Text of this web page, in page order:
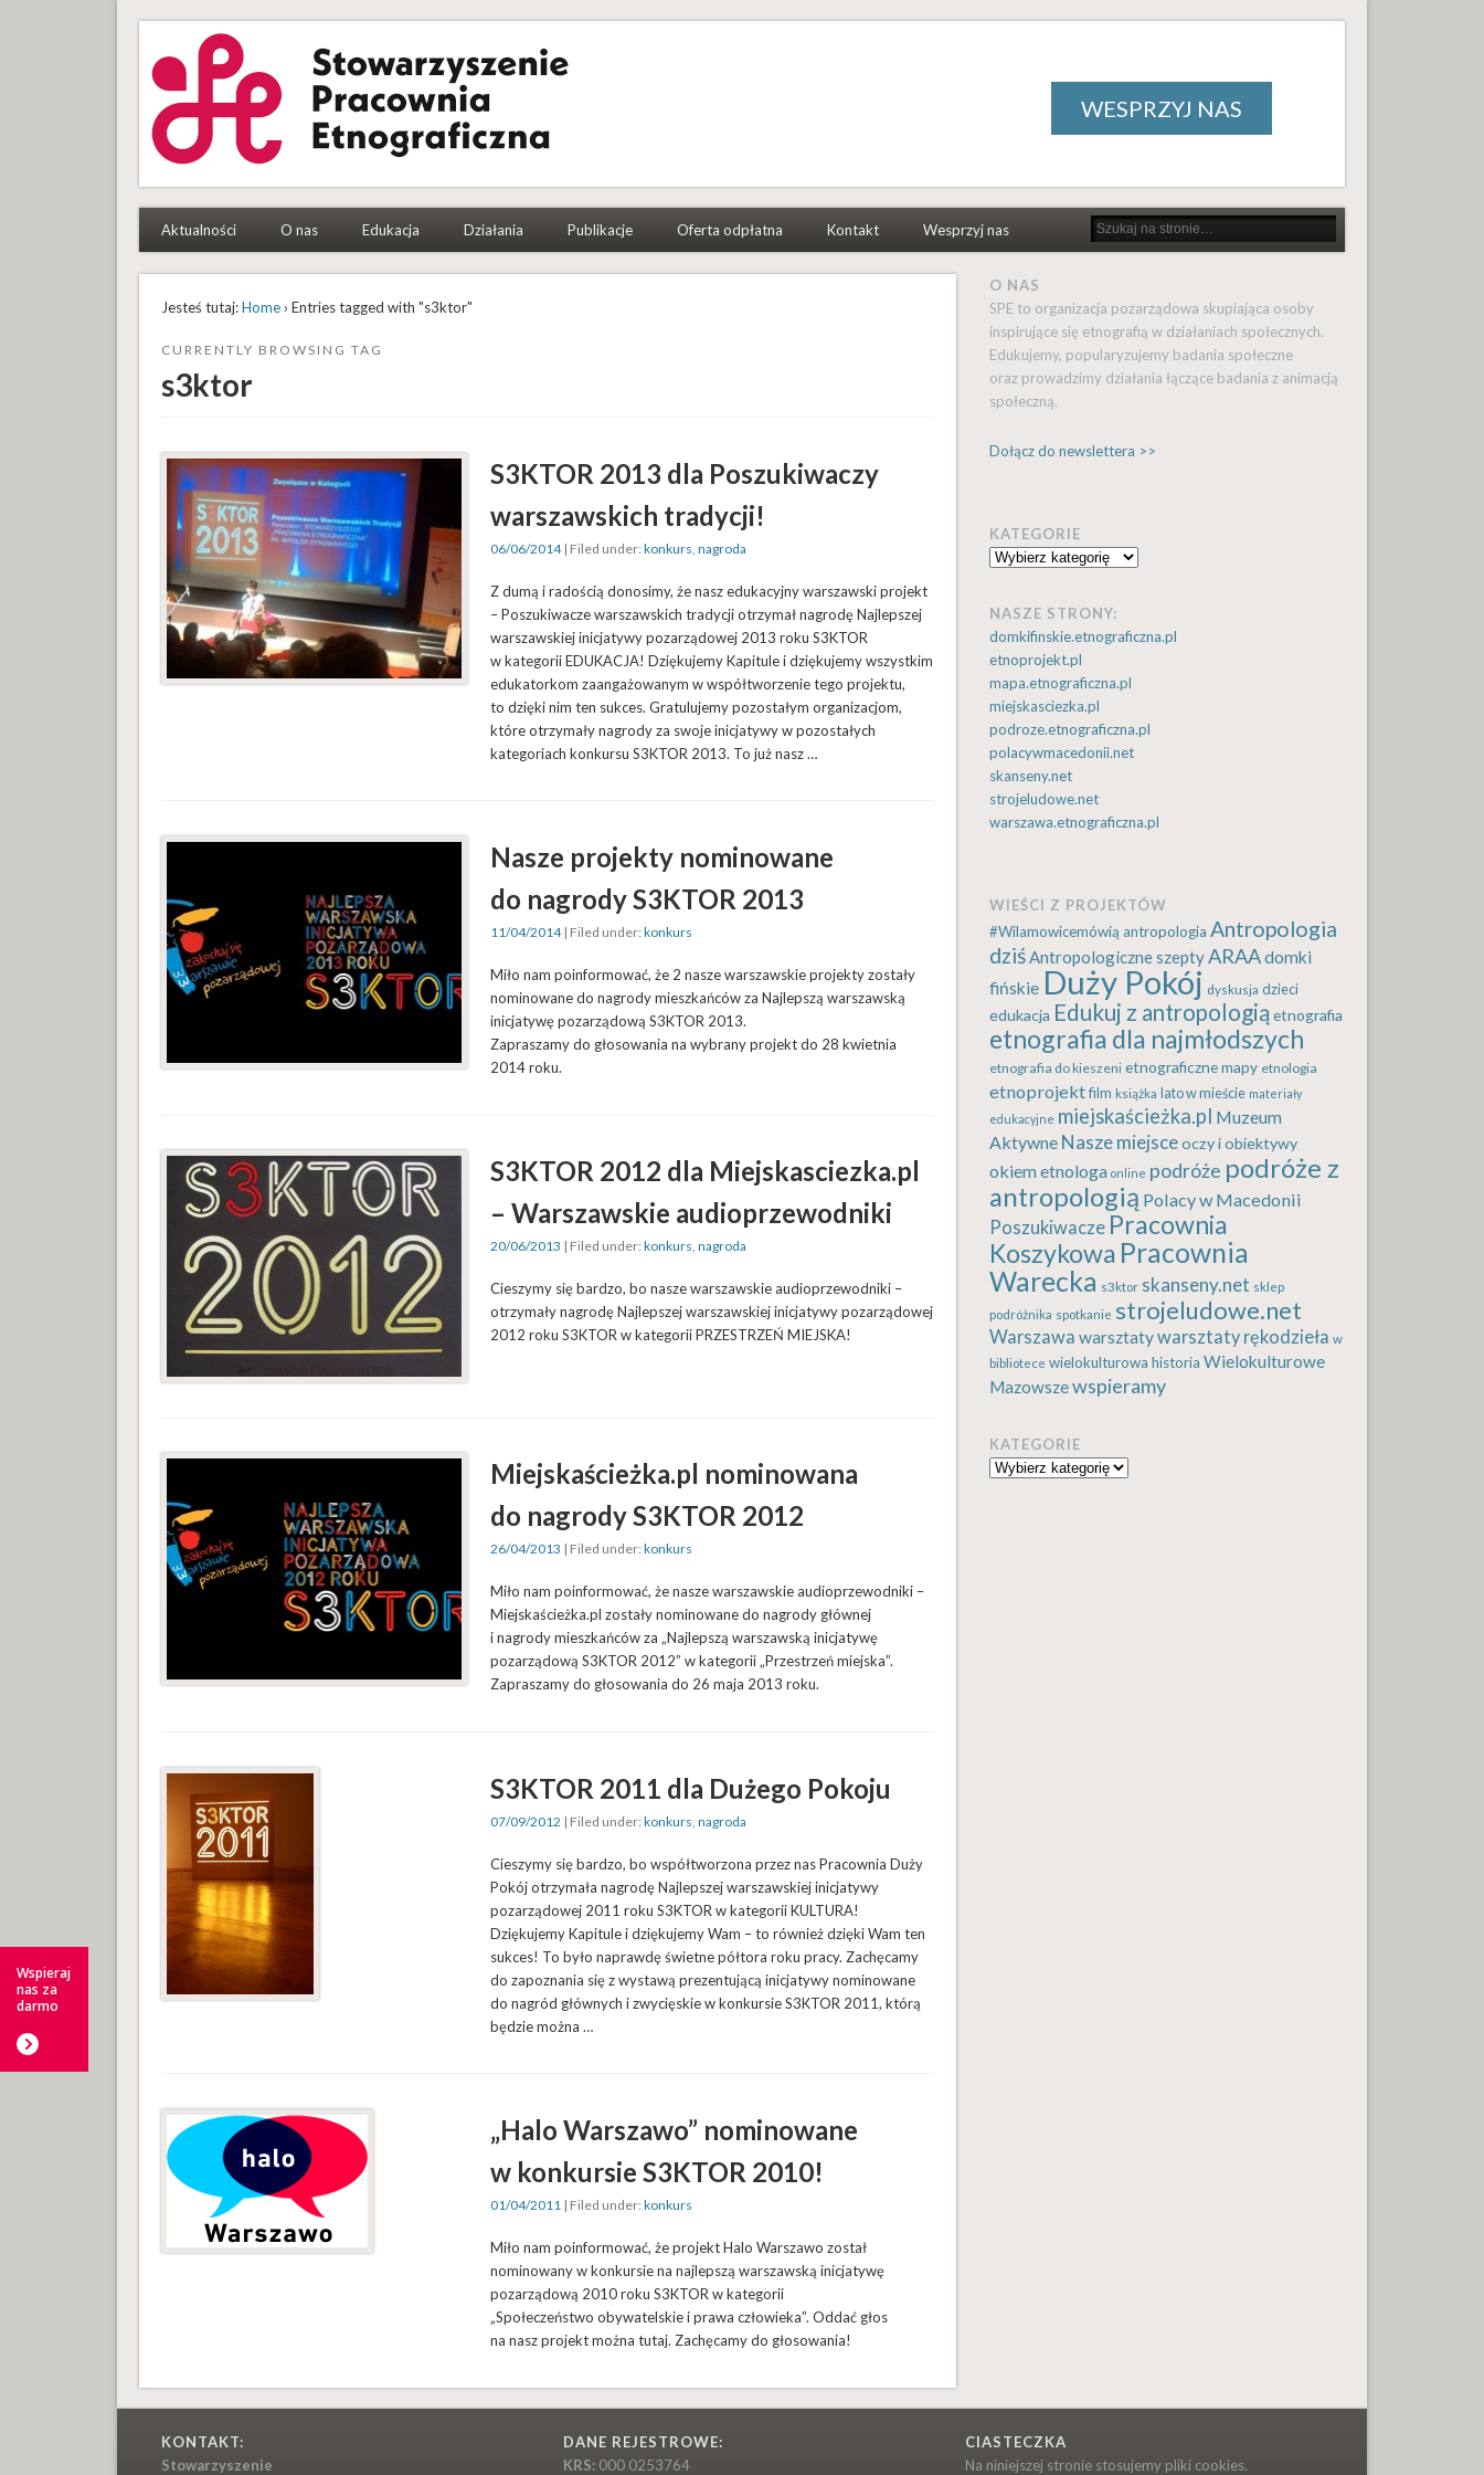
Stowarzyszenie Pracownia Etnograficzna
To etnografki i etnografowie, którym się chce
WESPRZYJ NAS
Aktualności O nas Edukacja Działania Publikacje Oferta odpłatna Kontakt Wesprzyj nas
Jesteś tutaj:Home› Entries tagged with "s3ktor"
CURRENTLY BROWSING TAG
s3ktor
S3KTOR 2013 dla Poszukiwaczy
warszawskich tradycji!
06/06/2014| Filed under: konkurs nagroda
Z dumą i radością donosimy, że nasz edukacyjny warszawski projekt
– Poszukiwacze warszawskich tradycji otrzymał nagrodę Najlepszej
warszawskiej inicjatywy pozarządowej 2013 roku S3KTOR
w kategorii EDUKACJA! Dziękujemy Kapitule i dziękujemy wszystkim
edukatorkom zaangażowanym w współtworzenie tego projektu,
to dzięki nim ten sukces. Gratulujemy pozostałym organizacjom,
które otrzymały nagrody za swoje inicjatywy w pozostałych
kategoriach konkursu S3KTOR 2013. To już nasz …
Nasze projekty nominowane
do nagrody S3KTOR 2013
11/04/2014| Filed under: konkurs
Miło nam poinformować, że 2 nasze warszawskie projekty zostały
nominowane do nagrody mieszkańców za Najlepszą warszawską
inicjatywę pozarządową S3KTOR 2013.
Zapraszamy do głosowania na wybrany projekt do 28 kwietnia
2014 roku.
S3KTOR 2012 dla Miejskasciezka.pl
– Warszawskie audioprzewodniki
20/06/2013 | Filed under: konkurs, nagroda
Cieszymy się bardzo, bo nasze warszawskie audioprzewodniki –
otrzymały nagrodę Najlepszej warszawskiej inicjatywy pozarządowej
2012 roku S3KTOR w kategorii PRZESTRZEŃ MIEJSKA!
Miejskaścieżka.pl nominowana
do nagrody S3KTOR 2012
26/04/2013 | Filed under: konkurs
Miło nam poinformować, że nasze warszawskie audioprzewodniki –
Miejskaścieżka.pl zostały nominowane do nagrody głównej
i nagrody mieszkańców za „Najlepszą warszawską inicjatywę
pozarządową S3KTOR 2012” w kategorii „Przestrzeń miejska”.
Zapraszamy do głosowania do 26 maja 2013 roku.
S3KTOR 2011 dla Dużego Pokoju
07/09/2012 | Filed under: konkurs nagroda
Cieszymy się bardzo, bo współtworzona przez nas Pracownia Duży
Pokój otrzymała nagrodę Najlepszej warszawskiej inicjatywy
pozarządowej 2011 roku S3KTOR w kategorii KULTURA!
Dziękujemy Kapitule i dziękujemy Wam – to również dzięki Wam ten
sukces! To było naprawdę świetne półtora roku pracy. Zachęcamy
do zapoznania się z wystawą prezentującą inicjatywy nominowane
do nagród głównych i zwycięskie w konkursie S3KTOR 2011, którą
będzie można …
„Halo Warszawo” nominowane
w konkursie S3KTOR 2010!
01/04/2011 | Filed under: konkurs
Miło nam poinformować, że projekt Halo Warszawo został
nominowany w konkursie na najlepszą warszawską inicjatywę
pozarządową 2010 roku S3KTOR w kategorii
„Społeczeństwo obywatelskie i prawa człowieka”. Oddać głos
na nasz projekt można tutaj. Zachęcamy do głosowania!
O NAS
SPE to organizacja pozarządowa skupiająca osoby
inspirujące się etnografią w działaniach społecznych.
Edukujemy, popularyzujemy badania społeczne
oraz prowadzimy działania łączące badania z animacją
społeczną.
Dołącz do newslettera >>
KATEGORIE
Kategorie
NASZE STRONY:
domkifinskie.etnograficzna.pl
etnoprojekt.pl
mapa.etnograficzna.pl
miejskasciezka.pl
podroze.etnograficzna.pl
polacywmacedonii.net
skanseny.net
strojeludowe.net
warszawa.etnograficzna.pl
WIEŚCI Z PROJEKTÓW
#Wilamowicemówią antropologia Antropologia
dziśAntropologiczne szeptyARAAdomki
fińskie Duży Pokój dyskusja dzieci
edukacja Edukuj z antropologiąetnografia
etnografia dla najmłodszych
etnografia do kieszeni etnograficzne mapy etnologia
etnoprojekt film książka lato w mieście materiały
edukacyjne miejskaścieżka.pl Muzeum
Aktywne Nasze miejsceoczy i obiektywy
okiem etnologa online podróże podróże z
antropologią Polacy w Macedonii
Poszukiwacze Pracownia
Koszykowa Pracownia
Warecka s3ktor skanseny.net sklep
podróżnika spotkanie strojeludowe.net
Warszawa warsztatywarsztaty rękodzieła w
bibliotece wielokulturowa historia Wielokulturowe
Mazowszewspieramy
KATEGORIE
Kategorie
KONTAKT:
Stowarzyszenie
DANE REJESTROWE:
KRS:000 0253764
CIASTECZKA
Na niniejszej stronie stosujemy pliki cookies.
Wspieraj
nas za
darmo